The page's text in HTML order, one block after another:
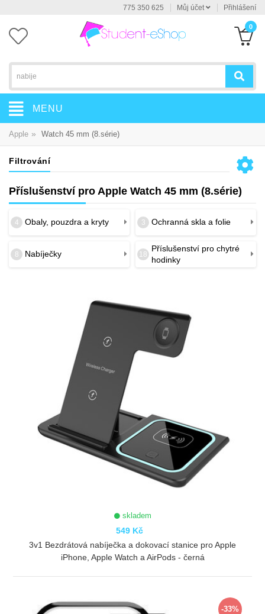
775 350 625 Můj účet Přihlášení
0
MENU
Apple » Watch 45 mm (8.série)
Filtrování
Příslušenství pro Apple Watch 45 mm (8.série)
4 Obaly, pouzdra a kryty 3 Ochranná skla a folie
8 Nabíječky 18
Příslušenství pro chytré
hodinky
skladem
549 Kč
3v1 Bezdrátová nabíječka a dokovací stanice pro Apple
iPhone, Apple Watch a AirPods - černá
-33%